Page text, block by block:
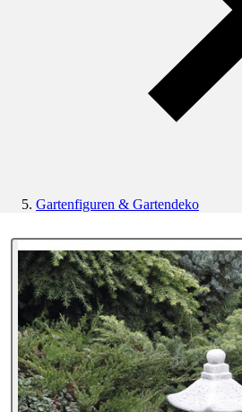
Gartenfiguren & Gartendeko